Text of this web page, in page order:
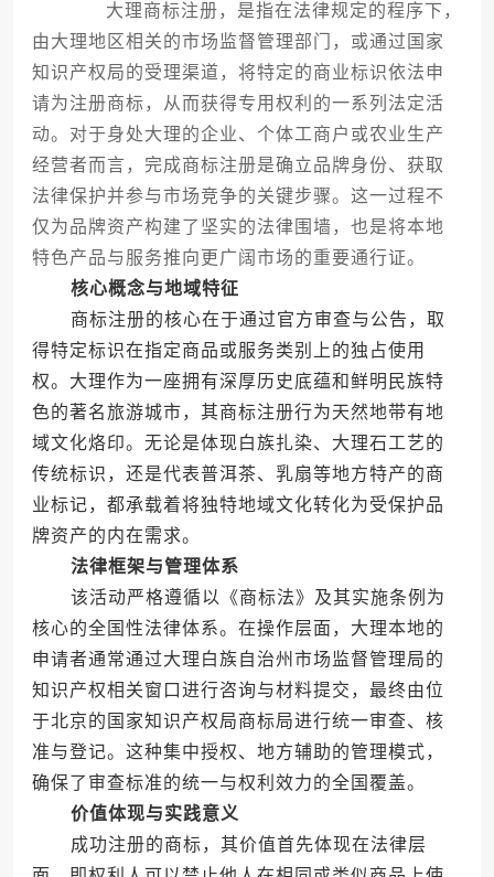
大理商标注册，是指在法律规定的程序下，
由大理地区相关的市场监督管理部门，或通过国家
知识产权局的受理渠道，将特定的商业标识依法申
请为注册商标，从而获得专用权利的一系列法定活
动。对于身处大理的企业、个体工商户或农业生产
经营者而言，完成商标注册是确立品牌身份、获取
法律保护并参与市场竞争的关键步骤。这一过程不
仅为品牌资产构建了坚实的法律围墙，也是将本地
特色产品与服务推向更广阔市场的重要通行证。
核心概念与地域特征
商标注册的核心在于通过官方审查与公告，取
得特定标识在指定商品或服务类别上的独占使用
权。大理作为一座拥有深厚历史底蕴和鲜明民族特
色的著名旅游城市，其商标注册行为天然地带有地
域文化烙印。无论是体现白族扎染、大理石工艺的
传统标识，还是代表普洱茶、乳扇等地方特产的商
业标记，都承载着将独特地域文化转化为受保护品
牌资产的内在需求。
法律框架与管理体系
该活动严格遵循以《商标法》及其实施条例为
核心的全国性法律体系。在操作层面，大理本地的
申请者通常通过大理白族自治州市场监督管理局的
知识产权相关窗口进行咨询与材料提交，最终由位
于北京的国家知识产权局商标局进行统一审查、核
准与登记。这种集中授权、地方辅助的管理模式，
确保了审查标准的统一与权利效力的全国覆盖。
价值体现与实践意义
成功注册的商标，其价值首先体现在法律层